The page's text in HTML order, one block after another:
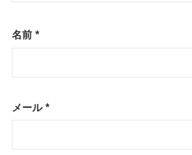
名前 *
メール *